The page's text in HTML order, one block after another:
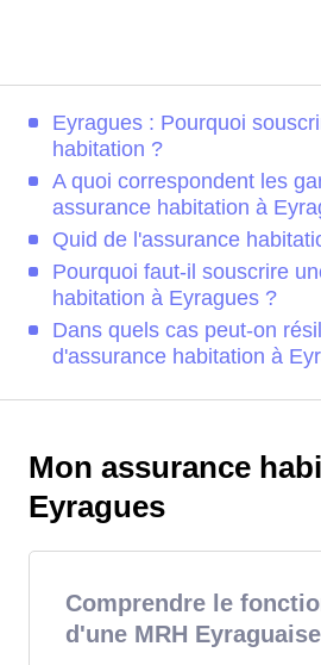
Eyragues : Pourquoi
habitation ?
A quoi correspondent les
assurance habitation à
Quid de l'assurance
Pourquoi faut-il souscrire
habitation à Eyragues ?
Dans quels cas peut-on
d'assurance habitation à
Mon assurance
Eyragues
Comprendre le
d'une MRH Eyraguaise